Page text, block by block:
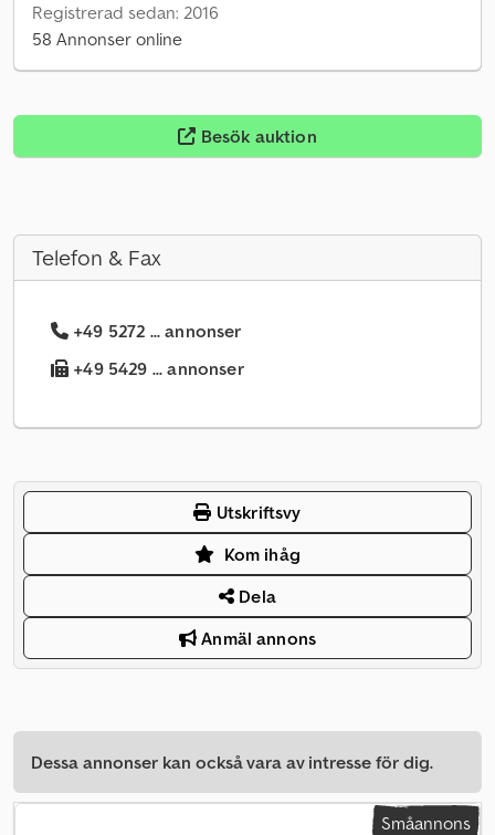
Registrerad sedan: 2016
58 Annonser online
Besök auktion
Telefon & Fax
+49 5272 ... annonser
+49 5429 ... annonser
Utskriftsvy
Kom ihåg
Dela
Anmäl annons
Dessa annonser kan också vara av intresse för dig.
Småannons